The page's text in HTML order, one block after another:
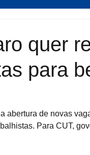
quer
para
abertura de novas
Para CUT,